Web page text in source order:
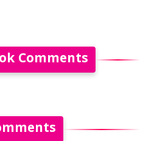
Comments